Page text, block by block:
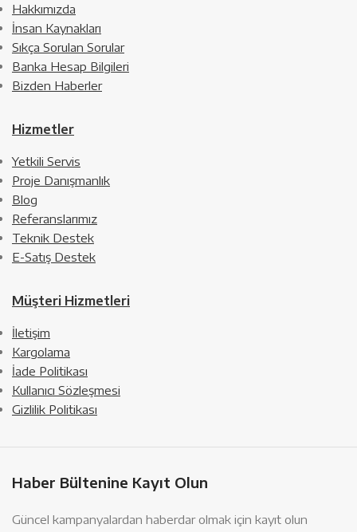
Hakkımızda
İnsan Kaynakları
Sıkça Sorulan Sorular
Banka Hesap Bilgileri
Bizden Haberler
Hizmetler
Yetkili Servis
Proje Danışmanlık
Blog
Referanslarımız
Teknik Destek
E-Satış Destek
Müşteri Hizmetleri
İletişim
Kargolama
İade Politikası
Kullanıcı Sözleşmesi
Gizlilik Politikası
Haber Bültenine Kayıt Olun
Güncel kampanyalardan haberdar olmak için kayıt olun